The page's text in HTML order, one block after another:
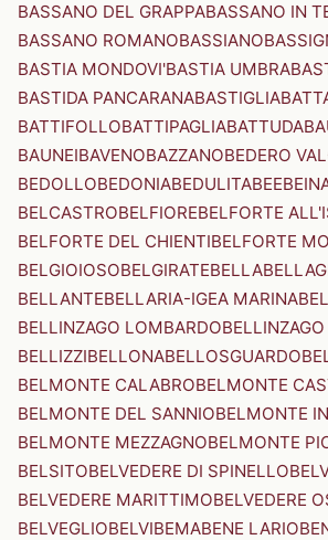
BASSANO DEL GRAPPABASSANO IN
BASSANO ROMANOBASSIANO
BASTIA MONDOVI'BASTIA UMBRA
BASTIDA PANCARANABASTIGLIA
BATTIFOLLOBATTIPAGLIABATTUDA
BAUNEIBAVENOBAZZANOBEDERO
BEDOLLOBEDONIABEDULITABEE
BELCASTROBELFIOREBELFORTE
BELFORTE DEL CHIENTIBELFORTE
BELGIOIOSOBELGIRATEBELLA
BELLANTEBELLARIA-IGEA MARINA
BELLINZAGO LOMBARDO
BELLIZZIBELLONABELLOSGUARDO
BELMONTE CALABROBELMONTE
BELMONTE DEL SANNIOBELMONTE
BELMONTE MEZZAGNOBELMONTE
BELSITOBELVEDERE DI SPINELLO
BELVEDERE MARITTIMOBELVEDERE
BELVEGLIOBELVIBEMABENE LARIO